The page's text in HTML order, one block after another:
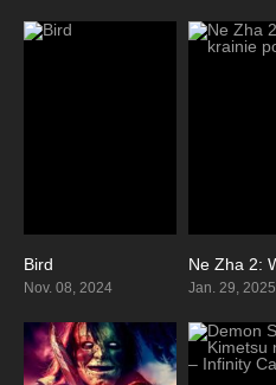
Bird
Nov. 08, 2024 Jan. 29, 2025